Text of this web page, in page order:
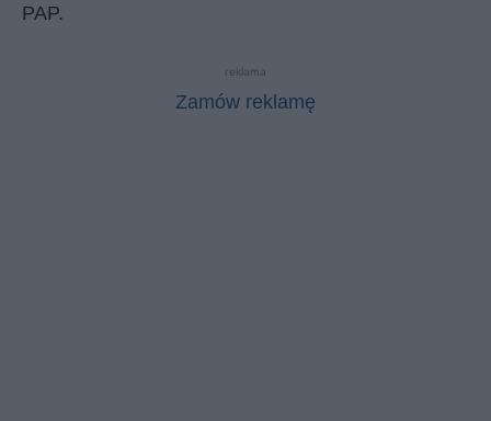
PAP.
reklama
Zamów reklamę